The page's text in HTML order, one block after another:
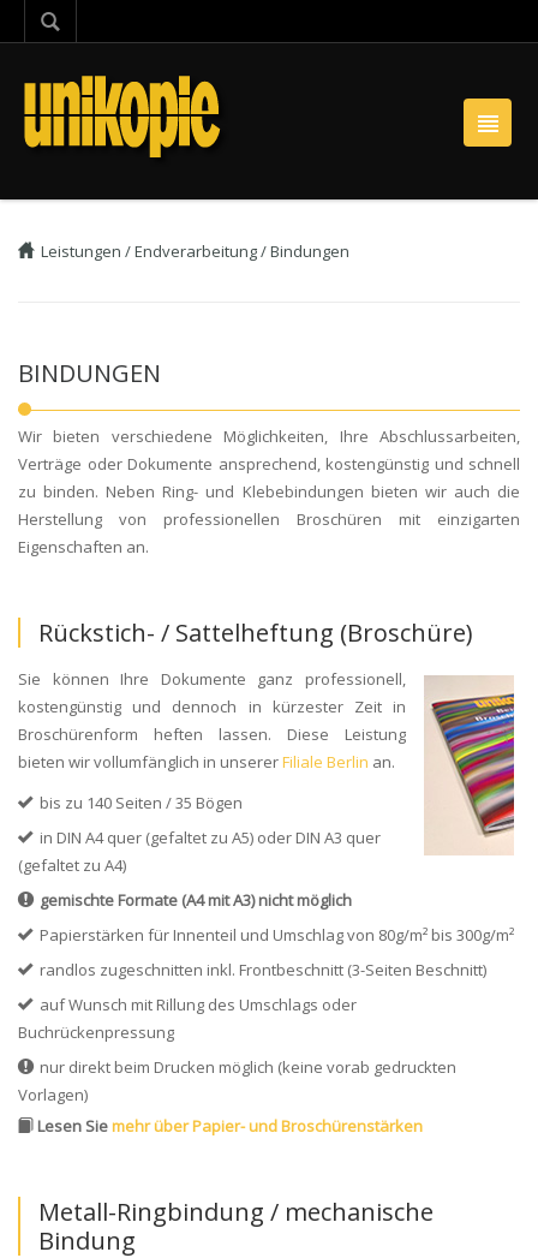
Leistungen /Endverarbeitung/Bindungen
BINDUNGEN
Wir bieten verschiedene Möglichkeiten, Ihre Abschlussarbeiten,
Verträge oder Dokumente ansprechend, kostengünstig und schnell
zu binden. Neben Ring- und Klebebindungen bieten wir auch die
Herstellung von professionellen Broschüren mit einzigarten
Eigenschaften an.
Rückstich- / Sattelheftung (Broschüre)
Sie können Ihre Dokumente ganz professionell,
kostengünstig und dennoch in kürzester Zeit in
Broschürenform heften lassen. Diese Leistung
bieten wir vollumfänglich in unsererFiliale Berlin an.
bis zu 140 Seiten / 35 Bögen
in DIN A4 quer (gefaltet zu A5) oder DIN A3 quer
(gefaltet zu A4)
gemischte Formate (A4 mit A3) nicht möglich
Papierstärken für Innenteil und Umschlag von 80g/m² bis 300g/m²
randlos zugeschnitten inkl. Frontbeschnitt (3-Seiten Beschnitt)
auf Wunsch mit Rillung des Umschlags oder
Buchrückenpressung
nur direkt beim Drucken möglich (keine vorab gedruckten
Vorlagen)
Lesen Siemehr über Papier- und Broschürenstärken
Metall-Ringbindung / mechanische
Bindung